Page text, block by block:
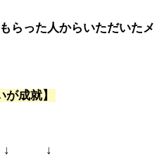
らった人からいただいたメ
が成就】
↓